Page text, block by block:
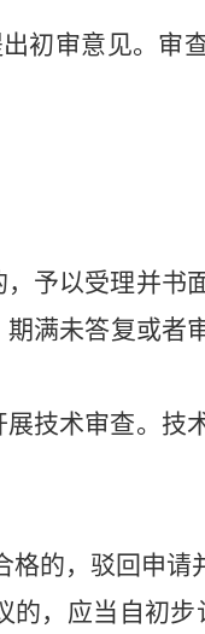
初审意见。审
予以受理并书
期满未答复或者
技术审查。技
的，驳回申请
的，应当自初步